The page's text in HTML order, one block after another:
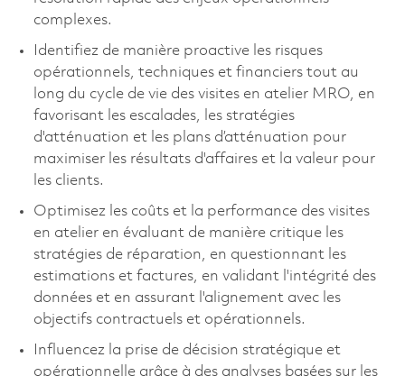
complexes.
Identifiez de manière proactive les risques
opérationnels, techniques et financiers tout au
long du cycle de vie des visites en atelier MRO, en
favorisant les escalades, les stratégies
d'atténuation et les plans d’atténuation pour
maximiser les résultats d'affaires et la valeur pour
les clients.
Optimisez les coûts et la performance des visites
en atelier en évaluant de manière critique les
stratégies de réparation, en questionnant les
estimations et factures, en validant l'intégrité des
données et en assurant l'alignement avec les
objectifs contractuels et opérationnels.
Influencez la prise de décision stratégique et
opérationnelle grâce à des analyses basées sur les